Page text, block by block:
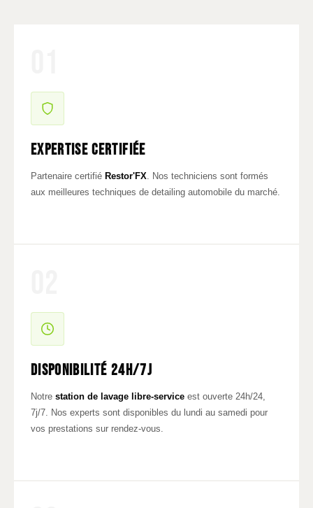
Expertise certifiée
Partenaire certifié Restor'FX . Nos techniciens sont formés
aux meilleures techniques de detailing automobile du marché.
Disponibilité 24h/7j
Notre station de lavage libre-service est ouverte 24h/24,
7j/7. Nos experts sont disponibles du lundi au samedi pour
vos prestations sur rendez-vous.